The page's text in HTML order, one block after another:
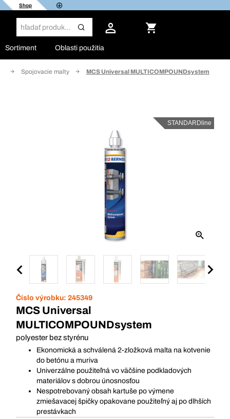
Shop
Sortiment Oblasti použitia
Spojovacie malty MCS Universal MULTICOMPOUNDsystem
STANDARDline
Číslo výrobku: 245349
MCS Universal
MULTICOMPOUNDsystem
polyester bez styrénu
Ekonomická a schválená 2-zložková malta na kotvenie
do betónu a muriva
Univerzálne použiteľná vo väčšine podkladových
materiálov s dobrou únosnosťou
Nespotrebovaný obsah kartuše po výmene
zmiešavacej špičky opakovane použiteľný aj po dlhších
prestávkach